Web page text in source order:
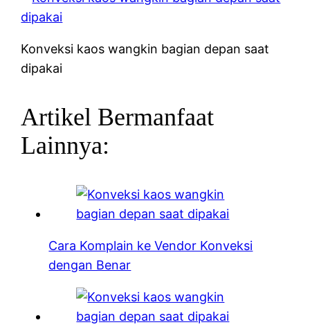
Konveksi kaos wangkin bagian depan saat
dipakai
Artikel Bermanfaat
Lainnya:
Cara Komplain ke Vendor Konveksi
dengan Benar